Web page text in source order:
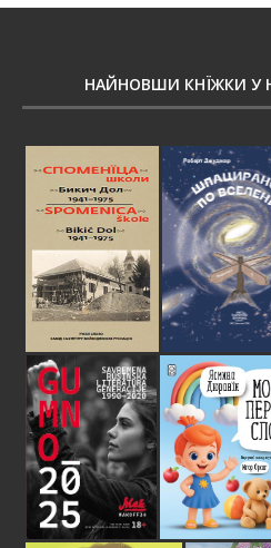
НАЙНОВШИ КНЇЖКИ У